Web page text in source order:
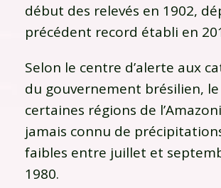
début des relevés en 1902,
précédent record établi en
Selon le centre d’alerte aux
du gouvernement brésilien, le
certaines régions de
jamais connu de
faibles entre juillet et
1980.